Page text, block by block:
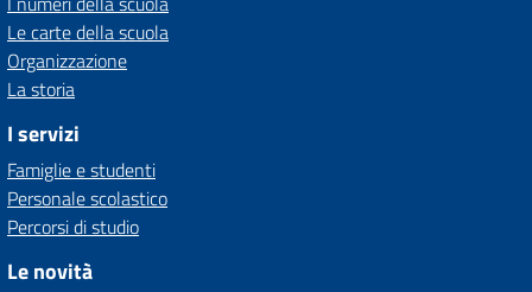
Le carte della scuola
Organizzazione
La storia
I servizi
Famiglie e studenti
Personale scolastico
Percorsi di studio
Le novità